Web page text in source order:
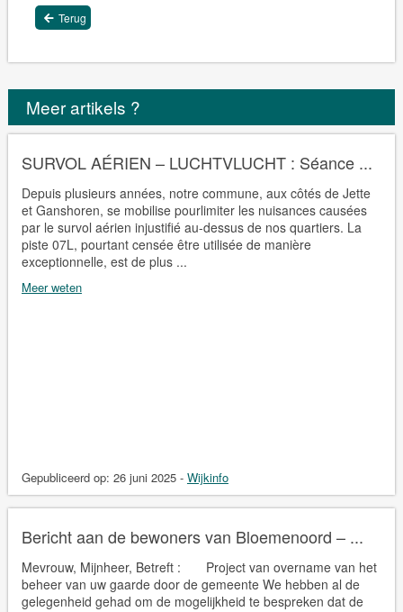
Terug
Meer artikels ?
SURVOL AÉRIEN – LUCHTVLUCHT : Séance ...
Depuis plusieurs années, notre commune, aux côtés de Jette
et Ganshoren, se mobilise pourlimiter les nuisances causées
par le survol aérien injustifié au-dessus de nos quartiers. La
piste 07L, pourtant censée être utilisée de manière
exceptionnelle, est de plus ...
Meer weten
Gepubliceerd op: 26 juni 2025 - Wijkinfo
Bericht aan de bewoners van Bloemenoord – ...
Mevrouw, Mijnheer, Betreft : Project van overname van het
beheer van uw gaarde door de gemeente We hebben al de
gelegenheid gehad om de mogelijkheid te bespreken dat de